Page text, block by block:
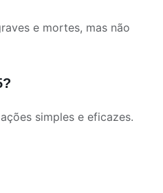
e mortes, mas não
simples e eficazes.